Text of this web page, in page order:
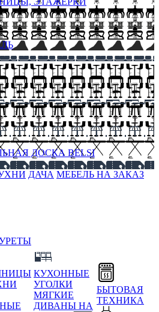
ДОСКА BELSI
ДАЧА МЕБЕЛЬ НА ЗАКАЗ
КУХОННЫЕ
УГОЛКИ
МЯГКИЕ
ДИВАНЫ НА
БЫТОВАЯ
ТЕХНИКА